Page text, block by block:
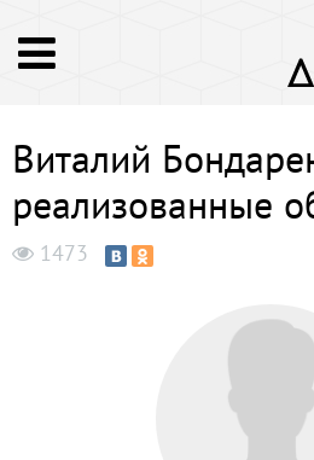
Виталий
реализованные
1473